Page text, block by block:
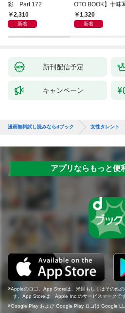
彩 Part.172
2,310
新着
OTO BOOK】十味
集「続・『ぽみ』！
どこでもトレイン・
1,320
新着
新刊配信予定
キャンペーン
漫画無料試し読みならdブック 女性タレント
アプリならもっと便
Appleのロゴ、App Storeは、米国もしくはその他
す。App Storeは、Apple Inc.のサービスマークです
Google Play および Google Play ロゴは Google